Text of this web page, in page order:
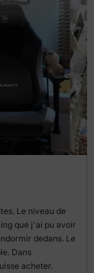
Le niveau de
que j'ai pu avoir
dedans. Le
Dans
acheter.